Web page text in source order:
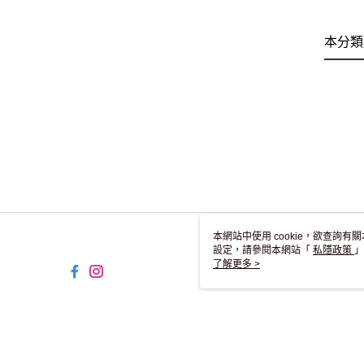
本分
本網站中使用 cookie，欲查詢有
設定，請參閱本網站「 私隱政策
用 cookie。
了解更多 >